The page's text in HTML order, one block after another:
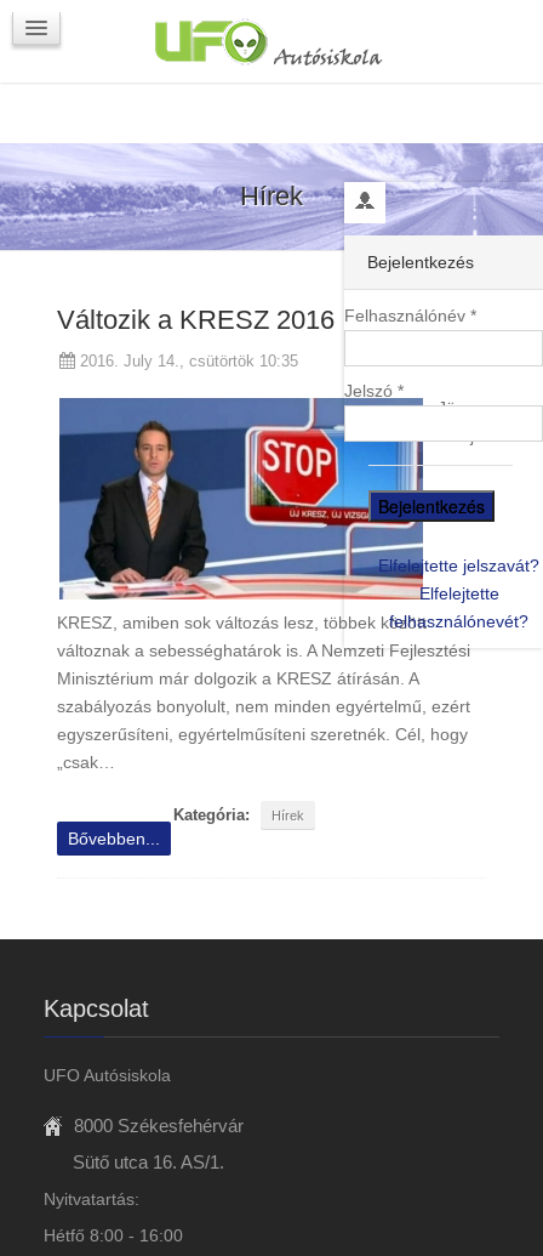
Programok
Bejelentkezés
Felhasználónév *
Jelszó *
Elfelejtette jelszavát?
Elfelejtette
felhasználónevét?
Hírek
Változik a KRESZ 2016
2016. July 14., csütörtök 10:35
Jön
KRESZ, amiben sok változás lesz, többek között
változnak a sebességhatárok is. A Nemzeti Fejlesztési
Minisztérium már dolgozik a KRESZ átírásán. A
szabályozás bonyolult, nem minden egyértelmű, ezért
egyszerűsíteni, egyértelműsíteni szeretnék. Cél, hogy
„csak…
Kategória: Hírek
Bővebben...
Kapcsolat
UFO Autósiskola
8000 Székesfehérvár
Sütő utca 16. AS/1.
Nyitvatartás:
Hétfő 8:00 - 16:00